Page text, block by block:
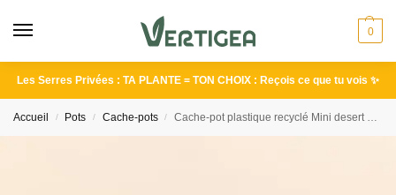
0
Les Serres Privées : TA PLANTE = TON CHOIX : Reçois ce que tu vois ✨
Accueil / Pots / Cache-pots / Cache-pot plastique recyclé Mini desert beige